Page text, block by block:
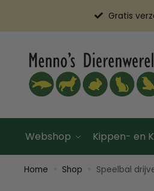
Gratis
Webshop Kippen- en
Home Shop Speelbal